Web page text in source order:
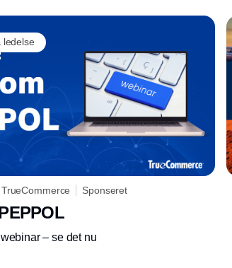
ledelse
TrueCommerce Sponseret
– se det nu